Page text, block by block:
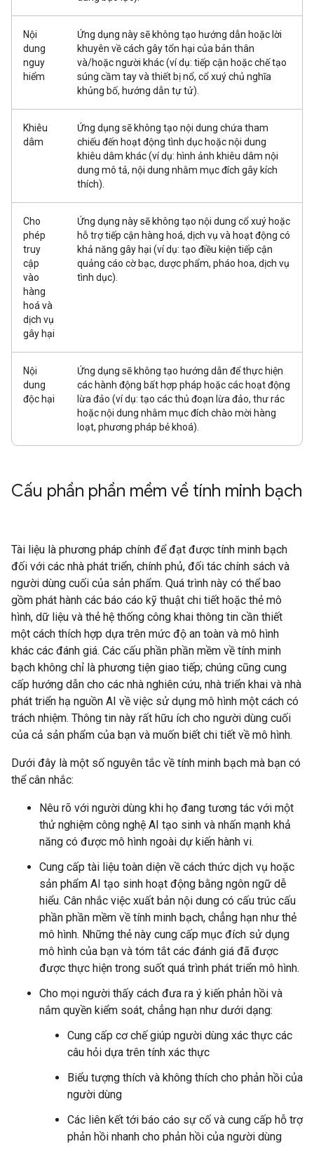
Nội
dung
nguy
hiểm
Ứng dụng này sẽ không tạo hướng dẫn hoặc lời
khuyên về cách gây tổn hại của bản thân
và/hoặc người khác (ví dụ: tiếp cận hoặc chế tạo
súng cầm tay và thiết bị nổ, cổ xuý chủ nghĩa
khủng bố, hướng dẫn tự tử).
Khiêu
dâm
Ứng dụng sẽ không tạo nội dung chứa tham
chiếu đến hoạt động tình dục hoặc nội dung
khiêu dâm khác (ví dụ: hình ảnh khiêu dâm nội
dung mô tả, nội dung nhằm mục đích gây kích
thích).
Cho
phép
truy
cập
vào
hàng
hoá và
dịch vụ
gây hại
Ứng dụng này sẽ không tạo nội dung cổ xuý hoặc
hỗ trợ tiếp cận hàng hoá, dịch vụ và hoạt động có
khả năng gây hại (ví dụ: tạo điều kiện tiếp cận
quảng cáo cờ bạc, dược phẩm, pháo hoa, dịch vụ
tình dục).
Nội
dung
độc hại
Ứng dụng sẽ không tạo hướng dẫn để thực hiện
các hành động bất hợp pháp hoặc các hoạt động
lừa đảo (ví dụ: tạo các thủ đoạn lừa đảo, thư rác
hoặc nội dung nhằm mục đích chào mời hàng
loạt, phương pháp bẻ khoá).
Cấu phần phần mềm về tính minh bạch
Tài liệu là phương pháp chính để đạt được tính minh bạch
đối với các nhà phát triển, chính phủ, đối tác chính sách và
người dùng cuối của sản phẩm. Quá trình này có thể bao
gồm phát hành các báo cáo kỹ thuật chi tiết hoặc thẻ mô
hình, dữ liệu và thẻ hệ thống công khai thông tin cần thiết
một cách thích hợp dựa trên mức độ an toàn và mô hình
khác các đánh giá. Các cấu phần phần mềm về tính minh
bạch không chỉ là phương tiện giao tiếp; chúng cũng cung
cấp hướng dẫn cho các nhà nghiên cứu, nhà triển khai và nhà
phát triển hạ nguồn AI về việc sử dụng mô hình một cách có
trách nhiệm. Thông tin này rất hữu ích cho người dùng cuối
của cả sản phẩm của bạn và muốn biết chi tiết về mô hình.
Dưới đây là một số nguyên tắc về tính minh bạch mà bạn có
thể cân nhắc:
Nêu rõ với người dùng khi họ đang tương tác với một
thử nghiệm công nghệ AI tạo sinh và nhấn mạnh khả
năng có được mô hình ngoài dự kiến hành vi.
Cung cấp tài liệu toàn diện về cách thức dịch vụ hoặc
sản phẩm AI tạo sinh hoạt động bằng ngôn ngữ dễ
hiểu. Cân nhắc việc xuất bản nội dung có cấu trúc cấu
phần phần mềm về tính minh bạch, chẳng hạn như thẻ
mô hình. Những thẻ này cung cấp mục đích sử dụng
mô hình của bạn và tóm tắt các đánh giá đã được
được thực hiện trong suốt quá trình phát triển mô hình.
Cho mọi người thấy cách đưa ra ý kiến phản hồi và
nắm quyền kiểm soát, chẳng hạn như dưới dạng:
Cung cấp cơ chế giúp người dùng xác thực các
câu hỏi dựa trên tính xác thực
Biểu tượng thích và không thích cho phản hồi của
người dùng
Các liên kết tới báo cáo sự cố và cung cấp hỗ trợ
phản hồi nhanh cho phản hồi của người dùng